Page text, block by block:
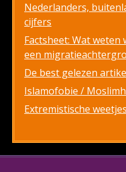
Nederlanders,
cijfers
Factsheet: Wat
een
De best gelezen
Islamofobie /
Extremistische weetjes